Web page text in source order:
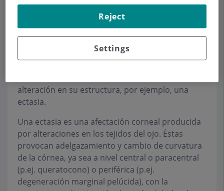
regular, lisa, transparente y sin alteraciones. Una
córnea irregular proporcionará una menor
calidad de visión, por lo que la agudeza visual (el
también comprometida. Una córnea puede ser
alteración en su estructura, por ejemplo, una
ectasia.
Una ectasia es una afectación corneal producida
por alteraciones en los tejidos del ojo. Éstas
provocan adelgazamiento y cambio de curvatura
de la córnea, ya sea a nivel central o paracentral
(p.ej. queratocono) o periférica (p.ej.
degeneración marginal pelúcida), con la
Settings
Reject